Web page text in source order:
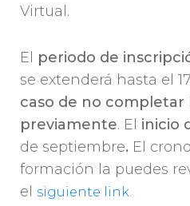
Virtual.
El periodo de
se extenderá hasta el
caso de no completar
previamente. El inicio
de septiembre. El
formación la puedes
el
siguiente link.